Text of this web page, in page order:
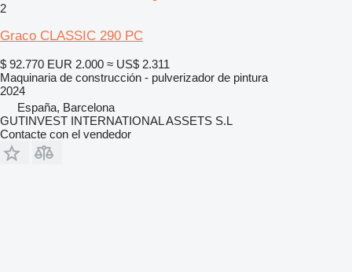
2
Graco CLASSIC 290 PC
$ 92.770 EUR 2.000 ≈ US$ 2.311
Maquinaria de construcción - pulverizador de pintura
2024
España, Barcelona
GUTINVEST INTERNATIONAL ASSETS S.L
Contacte con el vendedor